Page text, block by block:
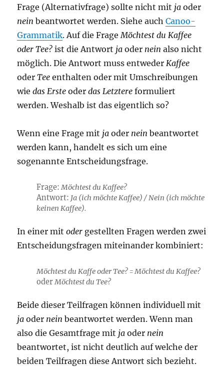
Frage (Alternativfrage) sollte nicht mit ja oder
nein beantwortet werden. Siehe auchCanoo-
Grammatik. Auf die FrageMöchtest du Kaffee
oder Tee? ist die Antwort ja oder nein also nicht
möglich. Die Antwort muss entwederKaffee
oderTee enthalten oder mit Umschreibungen
wiedas Erste oderdas Letztereformuliert
werden. Weshalb ist das eigentlich so?
Wenn eine Frage mit jaoder nein beantwortet
werden kann, handelt es sich um eine
sogenannte Entscheidungsfrage.
Frage:Möchtest du Kaffee?
Antwort: Ja (ich möchte Kaffee) / Nein (ich möchte
keinen Kaffee).
In einer mitoder gestellten Fragen werden zwei
Entscheidungsfragen miteinander kombiniert:
Möchtest du Kaffe oder Tee? = Möchtest du Kaffee?
oderMöchtest du Tee?
Beide dieser Teilfragen können individuell mit
ja oder nein beantwortet werden. Wenn man
also die Gesamtfrage mit ja oder nein
beantwortet, ist nicht deutlich auf welche der
beiden Teilfragen diese Antwort sich bezieht.